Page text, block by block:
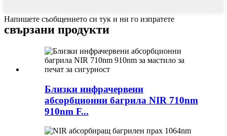
Напишете съобщението си тук и ни го изпратете
свързани продукти
Близки инфрачервени
абсорбционни багрила NIR 710nm
910nm F...